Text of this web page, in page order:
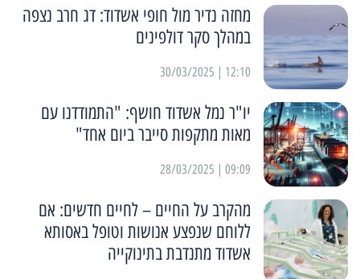
מחזה נדיר מול חופי אשדוד: דג חרב נצפה
במהלך סקר דולפינים
12:10 | 30/03/2025
יו"ר נמל אשדוד חושף: "התמודדנו עם
מאות מתקפות סייבר ביום אחד"
09:09 | 28/03/2025
מהקרב על החיים – לחיים חדשים: אם
ללוחם שנפצע אנושות וטופל באסותא
אשדוד מתנדבת בתינוקייה